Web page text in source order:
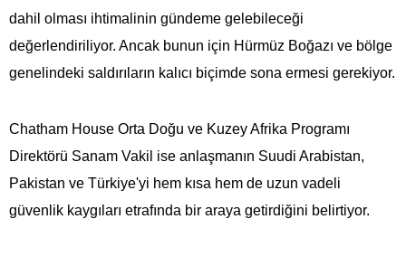
dahil olması ihtimalinin gündeme gelebileceği
değerlendiriliyor. Ancak bunun için Hürmüz Boğazı ve bölge
genelindeki saldırıların kalıcı biçimde sona ermesi gerekiyor.
Chatham House Orta Doğu ve Kuzey Afrika Programı
Direktörü Sanam Vakil ise anlaşmanın Suudi Arabistan,
Pakistan ve Türkiye'yi hem kısa hem de uzun vadeli
güvenlik kaygıları etrafında bir araya getirdiğini belirtiyor.